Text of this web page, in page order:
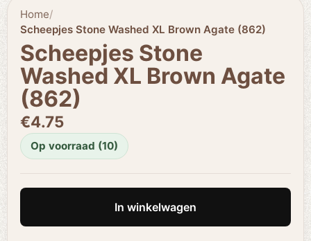
Home/
Scheepjes Stone Washed XL Brown Agate (862)
Scheepjes Stone
Washed XL Brown Agate
(862)
€4.75
Op voorraad (10)
In winkelwagen